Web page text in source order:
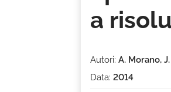
a
Autori: A. Morano,
Data: 2014